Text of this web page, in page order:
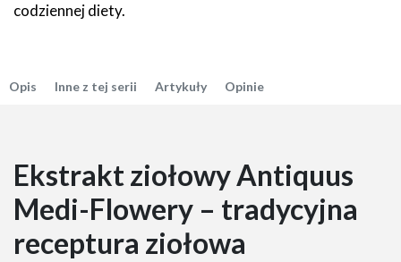
codziennej diety.
Opis Inne z tej serii Artykuły Opinie
Ekstrakt ziołowy Antiquus
Medi-Flowery – tradycyjna
receptura ziołowa